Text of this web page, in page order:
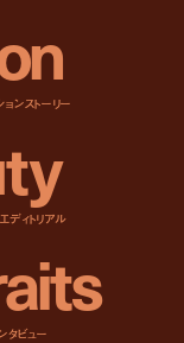
n
ンストーリー
ty
ディトリアル
aits
タビュー